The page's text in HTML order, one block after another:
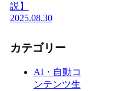
説】
2025.08.30
カテゴリー
AI・自動コ
ンテンツ生